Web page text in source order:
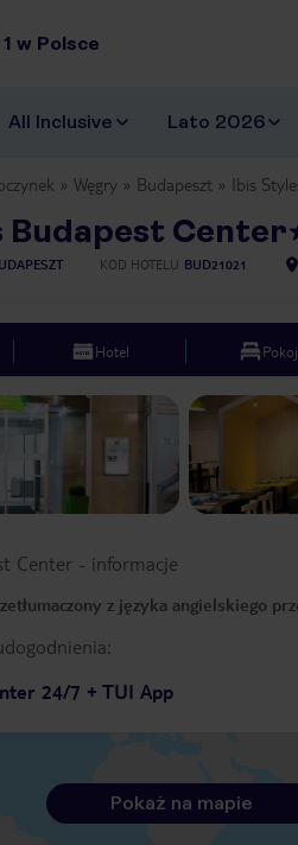
1 w Polsce
All Inclusive Lato 2026
Węgry Budapeszt Ibis
Budapest Center
KOD HOTELU BUD21021
Hotel
Center - informacje
z języka angielskiego
24/7 + TUI App
Pokaż na mapie